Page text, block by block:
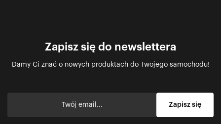
Zapisz się do newslettera
Damy Ci znać o nowych produktach do Twojego samochodu!